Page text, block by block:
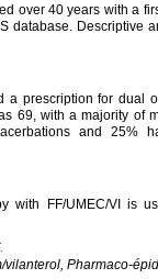
over 40 years with a
database. Descriptive
a prescription for dual
69, with a majority of
and 25%
with FF/UMEC/VI is
Pharmaco-